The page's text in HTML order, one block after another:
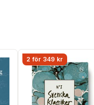
2 för 349 kr